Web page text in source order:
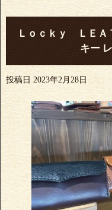
Ｌｏｃｋｙ ＬＥ
キー
投稿日 2023年2月28日